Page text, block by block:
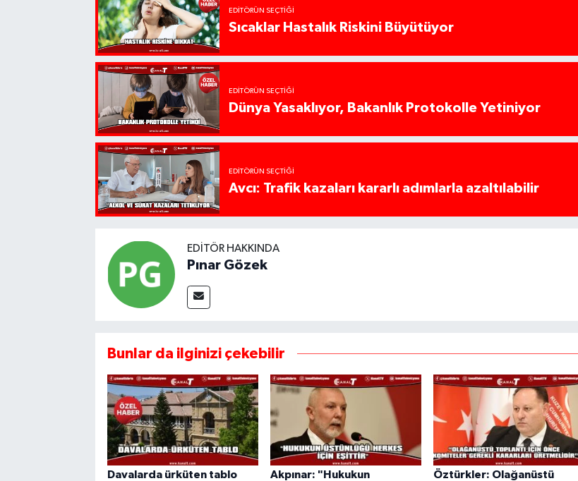
EDITÖRÜN SEÇTIĞI
Sıcaklar Hastalık Riskini Büyütüyor
EDITÖRÜN SEÇTIĞI
Dünya Yasaklıyor, Bakanlık Protokolle Yetiniyor
EDITÖRÜN SEÇTIĞI
Avcı: Trafik kazaları kararlı adımlarla azaltılabilir
EDITÖR HAKKINDA
Pınar Gözek
Bunlar da ilginizi çekebilir
Davalarda ürküten tablo
Akpınar: "Hukukun
Öztürkler: Olağanüstü